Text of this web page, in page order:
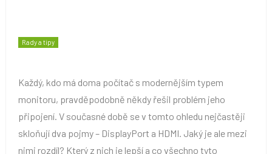
Rady a tipy
Každý, kdo má doma počítač s modernějším typem
monitoru, pravděpodobně někdy řešil problém jeho
připojení. V současné době se v tomto ohledu nejčastěji
skloňují dva pojmy – DisplayPort a HDMI. Jaký je ale mezi
nimi rozdíl? Který z nich je lepší a co všechno tyto